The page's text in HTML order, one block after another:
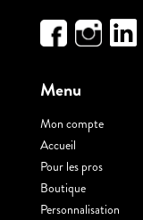
Menu
Mon compte
Accueil
Pour les pros
Boutique
Personnalisation